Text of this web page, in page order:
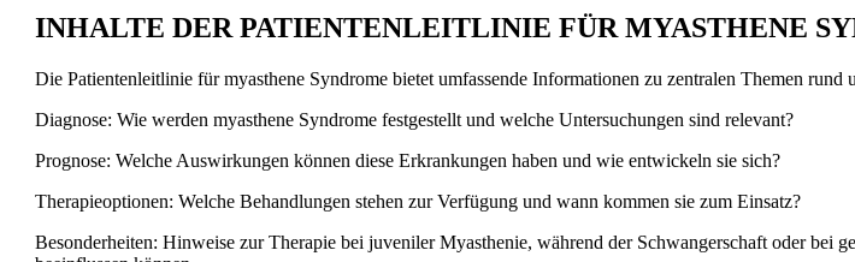
INHALTE DER PATIENTENLEITLINIE FÜR MYASTHENE
Die Patientenleitlinie für myasthene Syndrome bietet umfassende Informationen zu zentralen Themen
Diagnose: Wie werden myasthene Syndrome festgestellt und welche Untersuchungen sind relevant?
Prognose: Welche Auswirkungen können diese Erkrankungen haben und wie entwickeln sie sich?
Therapieoptionen: Welche Behandlungen stehen zur Verfügung und wann kommen sie zum Einsatz?
Besonderheiten: Hinweise zur Therapie bei juveniler Myasthenie, während der Schwangerschaft oder